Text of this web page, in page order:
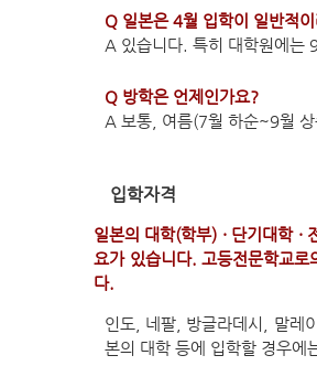
Q 일본은 4월 입학이 일반적
A 있습니다. 특히 대학원에는
Q 방학은 언제인가요?
A 보통, 여름(7월 하순~9월
입학자격
일본의 대학(학부) · 단기대학
요가 있습니다. 고등전문학교
다.
인도, 네팔, 방글라데시, 말레
본의 대학 등에 입학할 경우에